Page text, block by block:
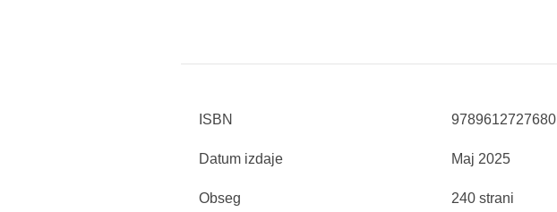
ISBN 9789612727680
Datum izdaje Maj 2025
Obseg 240 strani